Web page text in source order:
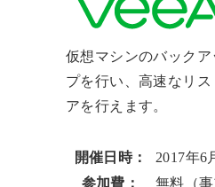
仮想マシンのバック
プを行い、高速なリ
アを行えます。
開催日時：
2017年6
参加費：
無料（事